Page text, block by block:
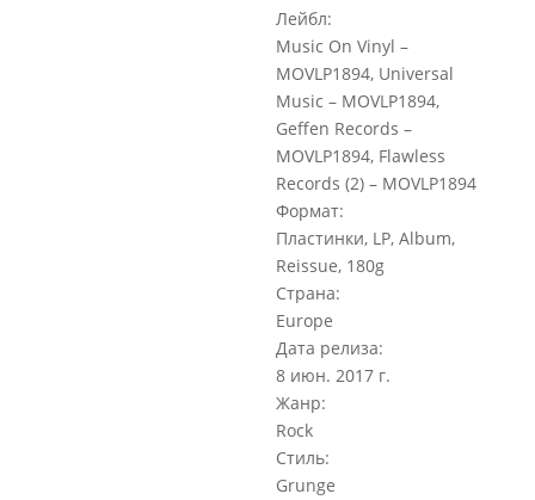
Лейбл:
Music On Vinyl –
MOVLP1894, Universal
Music – MOVLP1894,
Geffen Records –
MOVLP1894, Flawless
Records (2) – MOVLP1894
Формат:
Пластинки, LP, Album,
Reissue, 180g
Страна:
Europe
Дата релиза:
8 июн. 2017 г.
Жанр:
Rock
Стиль:
Grunge